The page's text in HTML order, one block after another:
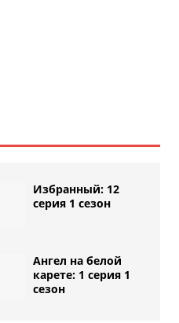
Избранный: 12
серия 1 сезон
Ангел на белой
карете: 1 серия 1
сезон